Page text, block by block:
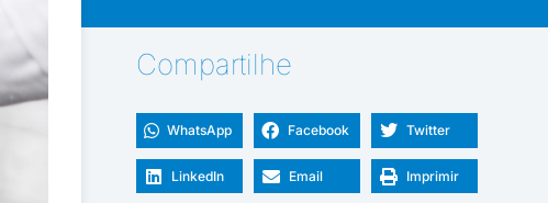
Compartilhe
WhatsApp Facebook Twitter
LinkedIn Email Imprimir